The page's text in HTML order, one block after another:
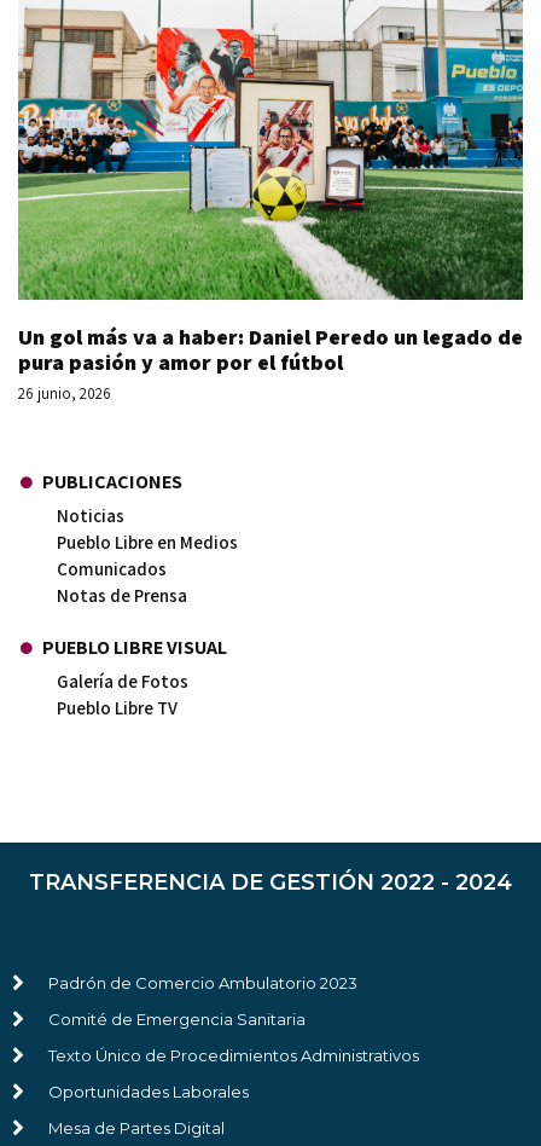
Un gol más va a haber: Daniel Peredo un legado de
pura pasión y amor por el fútbol
26 junio, 2026
PUBLICACIONES
Noticias
Pueblo Libre en Medios
Comunicados
Notas de Prensa
PUEBLO LIBRE VISUAL
Galería de Fotos
Pueblo Libre TV
TRANSFERENCIA DE GESTIÓN 2022 - 2024
Padrón de Comercio Ambulatorio 2023
Comité de Emergencia Sanitaria
Texto Único de Procedimientos Administrativos
Oportunidades Laborales
Mesa de Partes Digital